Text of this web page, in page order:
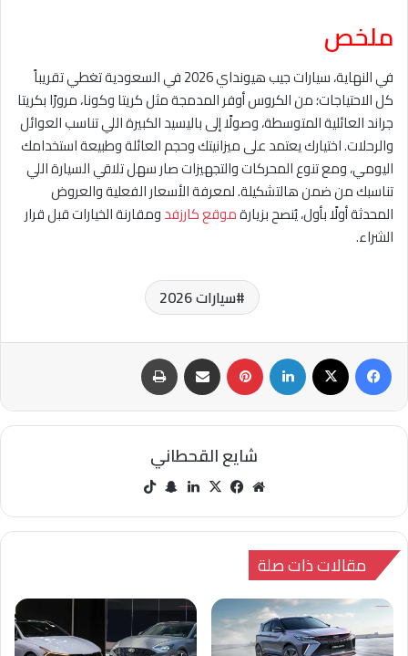
ملخص
في النهاية، سيارات جيب هيونداي 2026 في السعودية تغطي تقريباً
كل الاحتياجات؛ من الكروس أوفر المدمجة مثل كريتا وكونا، مرورًا بكريتا
جراند العائلية المتوسطة، وصولًا إلى باليسيد الكبيرة اللي تناسب العوائل
والرحلات. اختيارك يعتمد على ميزانيتك وحجم العائلة وطبيعة استخدامك
اليومي، ومع تنوع المحركات والتجهيزات صار سهل تلاقي السيارة اللي
تناسبك من ضمن هالتشكيلة. لمعر​فة الأسعار الفعلية والعروض
المحدثة أولًا بأول، يُنصح بزيارةموقع كارزفدومقارنة الخيارات قبل قرار
الشراء.
سيارات 2026
فيسبوك ‫X لينكدإن بينتيريست مشاركة عبر البريد طباعة
شايع القحطاني
مو
الوي
في
وك
‫X لينك سنا
تشا
مقالات ذات صلة